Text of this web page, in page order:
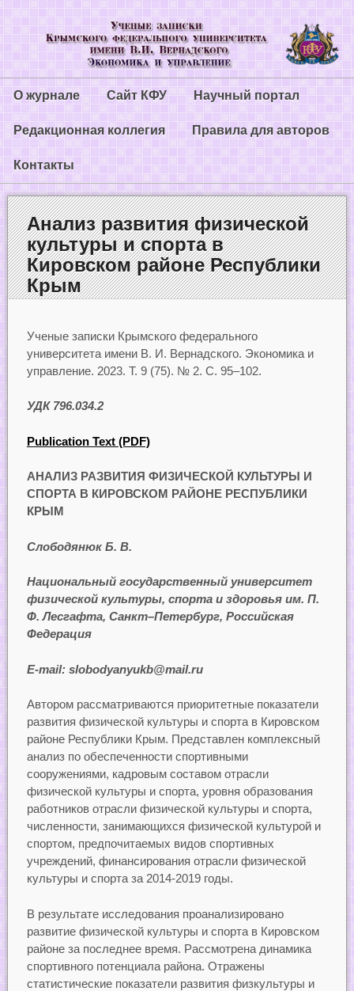
О журнале Сайт КФУ Научный портал
Редакционная коллегия Правила для авторов
Контакты
Анализ развития физической
культуры и спорта в
Кировском районе Республики
Крым
Ученые записки Крымского федерального
университета имени В. И. Вернадского. Экономика и
управление. 2023. Т. 9 (75). № 2. С. 95‒102.
УДК 796.034.2
Publication Text (PDF)
АНАЛИЗ РАЗВИТИЯ ФИЗИЧЕСКОЙ КУЛЬТУРЫ И
СПОРТА В КИРОВСКОМ РАЙОНЕ РЕСПУБЛИКИ
КРЫМ
Слободянюк Б. В.
Национальный государственный университет
физической культуры, спорта и здоровья им. П.
Ф. Лесгафта, Санкт–Петербург, Российская
Федерация
E-mail: slobodyanyukb@mail.ru
Автором рассматриваются приоритетные показатели
развития физической культуры и спорта в Кировском
районе Республики Крым. Представлен комплексный
анализ по обеспеченности спортивными
сооружениями, кадровым составом отрасли
физической культуры и спорта, уровня образования
работников отрасли физической культуры и спорта,
численности, занимающихся физической культурой и
спортом, предпочитаемых видов спортивных
учреждений, финансирования отрасли физической
культуры и спорта за 2014-2019 годы.
В результате исследования проанализировано
развитие физической культуры и спорта в Кировском
районе за последнее время. Рассмотрена динамика
спортивного потенциала района. Отражены
статистические показатели развития физкультуры и